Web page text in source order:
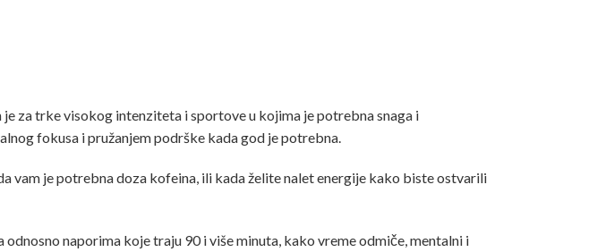
za trke visokog intenziteta i sportove u kojima je potrebna snaga i
fokusa i pružanjem podrške kada god je potrebna.
vam je potrebna doza kofeina, ili kada želite nalet energije kako biste ostvarili
naporima koje traju 90 i više minuta, kako vreme odmiče, mentalni i